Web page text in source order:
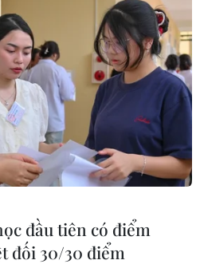
đầu tiên có điểm
đối 30/30 điểm